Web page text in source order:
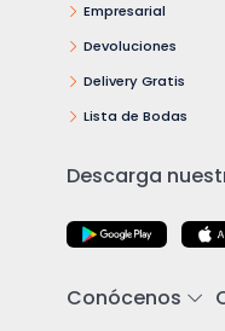
Empresarial
Devoluciones
Delivery Gratis
Lista de Bodas
Descarga
Conócenos